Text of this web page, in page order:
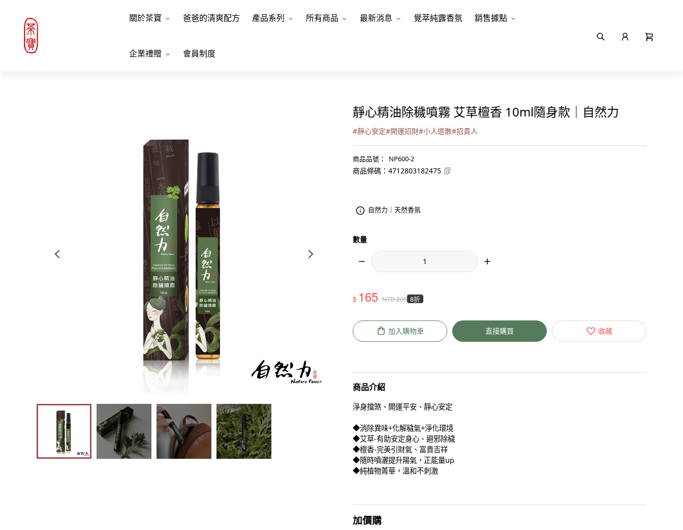
關於茶寶 爸爸的清爽配方 產品系列 所有商品 最新消息 覺萃純露香氛 銷售據點
企業禮贈 會員制度
靜心精油除穢噴霧 艾草檀香 10ml隨身款｜自然力
#靜心安定#開運招財#小人退散#招貴人
商品品號 ： NP600-2
商品條碼 ： 4712803182475
自然力｜天然香氛
數量
$ 165 NTD205 8折
加入購物車 直接購買 收藏
商品介紹
淨身擋煞、開運平安、靜心安定
◆消除異味+化解穢氣+淨化環境
◆艾草-有助安定身心、避邪除穢
◆檀香-完美引財氣、富貴吉祥
◆隨時噴灑提升陽氣，正能量up
◆純植物菁華，溫和不刺激
加價購